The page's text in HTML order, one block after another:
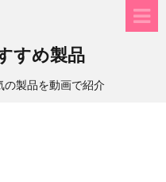
すめ製品
の製品を動画で紹介